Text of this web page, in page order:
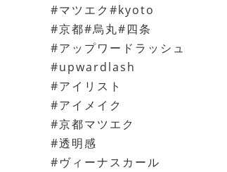
#マツエク#kyoto
#京都#烏丸#四条
#アップワードラッシュ
#upwardlash
#アイリスト
#アイメイク
#京都マツエク
#透明感
#ヴィーナスカール